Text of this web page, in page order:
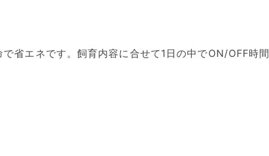
省エネです。飼育内容に合せて1日の中でON/OFF時